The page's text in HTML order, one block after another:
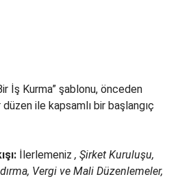
İş Kurma” şablonu, önceden
düzen ile kapsamlı bir başlangıç
İlerlemeniz , Şirket Kuruluşu,
Vergi ve Mali Düzenlemeler,